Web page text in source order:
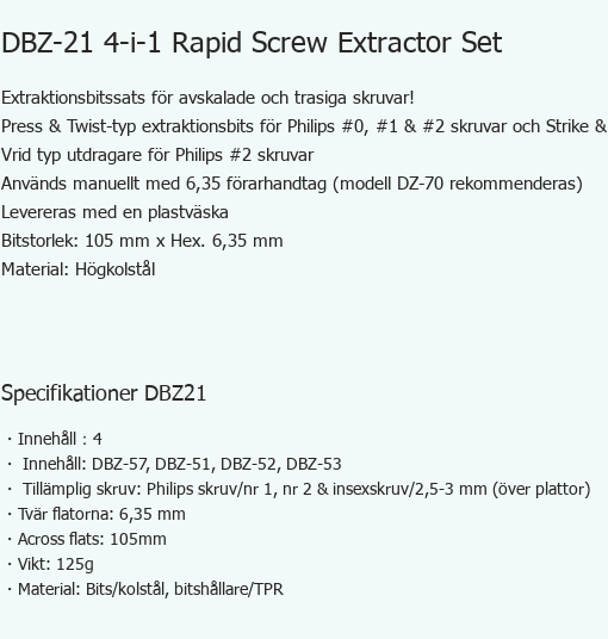
DBZ-21 4-i-1 Rapid Screw Extractor Set
Extraktionsbitssats för avskalade och trasiga skruvar!
Press & Twist-typ extraktionsbits för Philips #0, #1 & #2 skruvar och Strike &
Vrid typ utdragare för Philips #2 skruvar
Används manuellt med 6,35 förarhandtag (modell DZ-70 rekommenderas)
Levereras med en plastväska
Bitstorlek: 105 mm x Hex. 6,35 mm
Material: Högkolstål
Specifikationer DBZ21
・Innehåll：4
・ Innehåll: DBZ-57, DBZ-51, DBZ-52, DBZ-53
・ Tillämplig skruv: Philips skruv/nr 1, nr 2 & insexskruv/2,5-3 mm (över plattor)
・Tvär flatorna: 6,35 mm
・Across flats: 105mm
・Vikt: 125g
・Material: Bits/kolstål, bitshållare/TPR